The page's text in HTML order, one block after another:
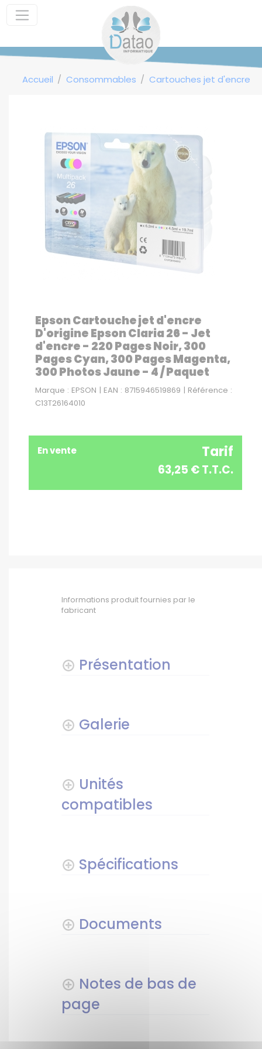
Accueil Consommables Cartouches jet d'encre
Epson Cartouche jet d'encre
D'origine Epson Claria 26 - Jet
d'encre - 220 Pages Noir, 300
Pages Cyan, 300 Pages Magenta,
300 Photos Jaune - 4 / Paquet
Marque : EPSON | EAN : 8715946519869 | Référence :
C13T26164010
En vente Tarif
63,25 € T.T.C.
Informations produit fournies par le
fabricant
Présentation
Galerie
Unités
compatibles
Spécifications
Documents
Notes de bas de
page
Panneau de gestion des cookies